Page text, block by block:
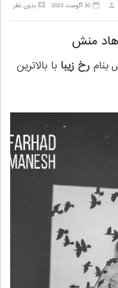
بدون نظر 30 آگوست 2023
منش
بنام رخ زیبا با بالاترین